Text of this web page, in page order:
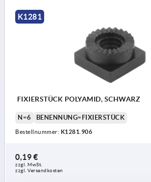
K1281
FIXIERSTÜCK POLYAMID, SCHWARZ
N=6 BENENNUNG=FIXIERSTÜCK
Bestellnummer: K1281.906
0,19 €
zzgl. MwSt.
zzgl. Versandkosten